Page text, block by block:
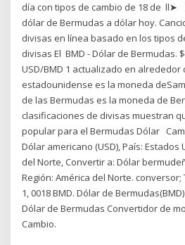
día con tipos de cambio de 18 de ll➤
dólar de Bermudas a dólar hoy.
divisas en línea basado en los tipos
divisas El BMD - Dólar de Bermudas.
USD/BMD 1 actualizado en alrededor
estadounidense es la moneda
de las Bermudas es la moneda de
clasificaciones de divisas muestran
popular para el Bermudas Dólar
Dólar americano (USD), País: Estados
del Norte, Convertir a: Dólar
Región: América del Norte. conversor;
1, 0018 BMD. Dólar de
Dólar de Bermudas Convertidor de
Cambio.